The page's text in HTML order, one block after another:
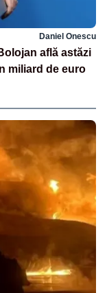
Daniel Onescu
află astăzi
miliard de euro